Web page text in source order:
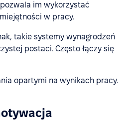
im wykorzystać
w pracy.
takie systemy wynagrodzeń
postaci. Często łączy się
opartymi na wynikach pracy.